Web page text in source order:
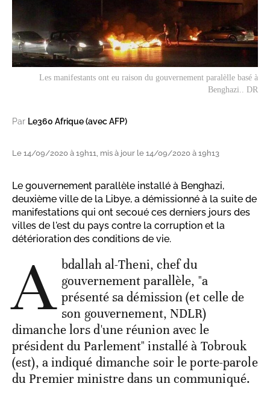
Les manifestants ont eu raison du gouvernement paralèlle basé à
Benghazi.. DR
Par Le360 Afrique (avec AFP)
Le 14/09/2020 à 19h11, mis à jour le 14/09/2020 à 19h13
Le gouvernement parallèle installé à Benghazi,
deuxième ville de la Libye, a démissionné à la suite de
manifestations qui ont secoué ces derniers jours des
villes de l'est du pays contre la corruption et la
détérioration des conditions de vie.
A bdallah al-Theni, chef du
gouvernement parallèle, "a
présenté sa démission (et celle de
son gouvernement, NDLR)
dimanche lors d'une réunion avec le
président du Parlement" installé à Tobrouk
(est), a indiqué dimanche soir le porte-parole
du Premier ministre dans un communiqué.